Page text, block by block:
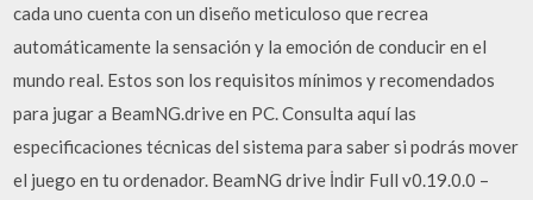
cada uno cuenta con un diseño meticuloso que recrea
automáticamente la sensación y la emoción de conducir en el
mundo real. Estos son los requisitos mínimos y recomendados
para jugar a BeamNG.drive en PC. Consulta aquí las
especificaciones técnicas del sistema para saber si podrás mover
el juego en tu ordenador. BeamNG drive İndir Full v0.19.0.0 –